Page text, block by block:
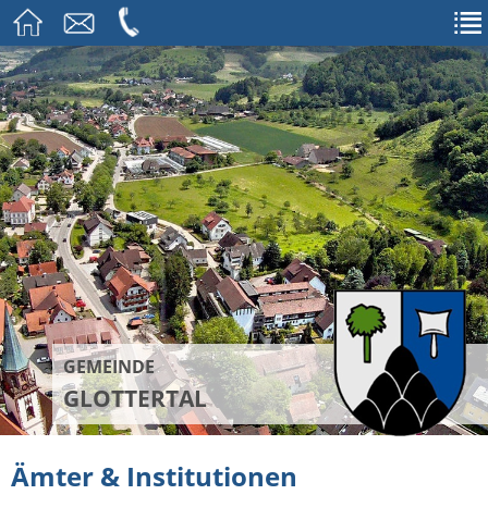
GEMEINDE
GLOTTERTAL
Ämter & Institutionen